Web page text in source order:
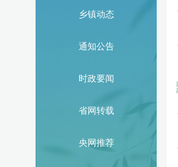
乡镇动态
通知公告
时政要闻
省网转载
央网推荐